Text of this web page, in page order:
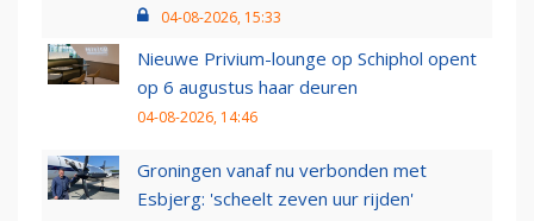
04-08-2026, 15:33
Nieuwe Privium-lounge op Schiphol opent
op 6 augustus haar deuren
04-08-2026, 14:46
Groningen vanaf nu verbonden met
Esbjerg: 'scheelt zeven uur rijden'